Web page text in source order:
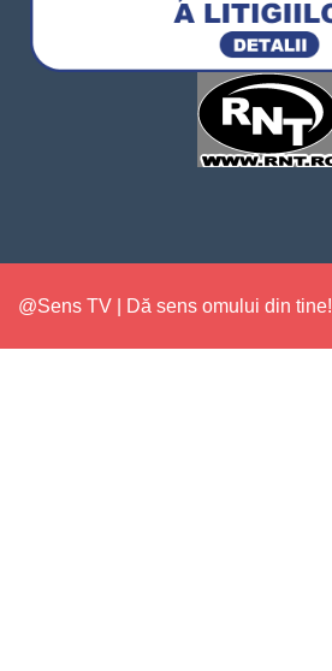
@Sens TV | Dă sens omului din tine!